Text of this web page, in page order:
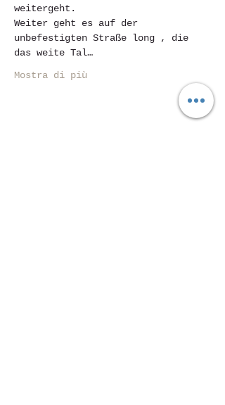
weitergeht.
Weiter geht es auf der
unbefestigten Straße long , die
das weite Tal…
Mostra di più